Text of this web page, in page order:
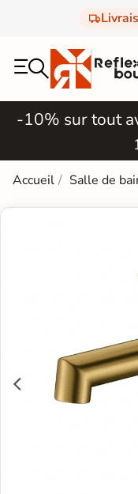
-10% sur tout
Accueil Salle de